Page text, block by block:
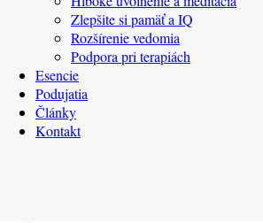
Zlepšite si pamäť a IQ
Rozšírenie vedomia
Podpora pri terapiách
Esencie
Podujatia
Články
Kontakt